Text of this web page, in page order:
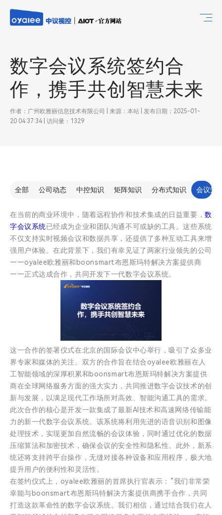
数字会议系统签约合
作，携手共创智慧未来
作者：广州欧雅丽信息技术有限公司 | 来源：本站 | 发布日期：2025-01-
20 04:37:34 | 访问量：1329
全部 公司动态 中控知识 矩阵知识 分布式知识 会议知
在当前的商业环境中，随着远程协作和技术集成的日益重要，数
字会议系统已经成为企业和团队沟通不可或缺的工具。这些系统
不仅支持实时视频会议和数据共享，还提供了多种互动工具来增
强用户体验。在此背景下，我们有幸见证了两家行业领先的公司
——oyalee欧雅丽和boonsmart布恩斯玛特解决方案提供商
——正式达成合作，共同开发下一代数字会议系统。
这一合作的签署仪式在北京的国际会议中心举行，吸引了众多业
界专家和媒体的关注。双方的合作旨在结合oyalee欧雅丽在人
工智能领域的深厚积累和boonsmart布恩斯玛特解决方案提供
商在全球网络服务方面的强大实力，共同推进数字会议技术的创
新与发展，以满足现代工作场所对高效、智能沟通工具的需求。
此次合作的核心是开发一款集成了最新AI技术和高速网络传输能
力的新一代数字会议系统。该系统将利用先进的语音识别和图像
处理技术，实现更加自然流畅的会议体验，同时通过优化的数据
压缩算法和加密技术，确保会议的安全性和隐私性。此外，新系
统还将支持跨平台操作，无缝对接各种设备和应用程序，极大地
提升用户的便利性和灵活性。
在签约仪式上，oyalee欧雅丽的首席执行官表示：“我们非常荣
幸能与boonsmart布恩斯玛特解决方案提供商携手合作，共同
打造这款革命性的数字会议系统。我们相信，通过结合我们在人